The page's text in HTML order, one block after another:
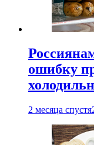
ошибку
2 месяца спустя